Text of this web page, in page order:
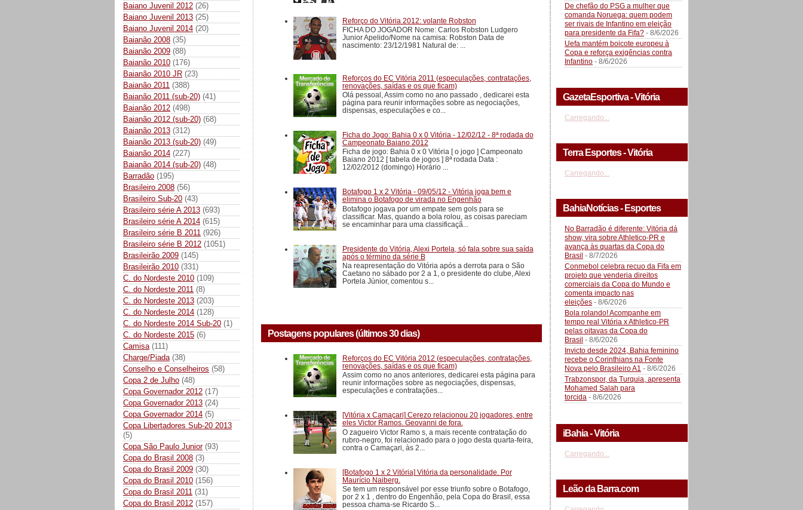
Baiano Juvenil 2012 (26)
Baiano Juvenil 2013 (25)
Baiano Juvenil 2014 (20)
Baianão 2008 (35)
Baianão 2009 (88)
Baianão 2010 (176)
Baianão 2010 JR (23)
Baianão 2011 (388)
Baianão 2011 (sub-20) (41)
Baianão 2012 (498)
Baianão 2012 (sub-20) (68)
Baianão 2013 (312)
Baianão 2013 (sub-20) (49)
Baianão 2014 (227)
Baianão 2014 (sub-20) (48)
Barradão (195)
Brasileiro 2008 (56)
Brasileiro Sub-20 (43)
Brasileiro série A 2013 (693)
Brasileiro série A 2014 (615)
Brasileiro série B 2011 (926)
Brasileiro série B 2012 (1051)
Brasileirão 2009 (145)
Brasileirão 2010 (331)
C. do Nordeste 2010 (109)
C. do Nordeste 2011 (8)
C. do Nordeste 2013 (203)
C. do Nordeste 2014 (128)
C. do Nordeste 2014 Sub-20 (1)
C. do Nordeste 2015 (6)
Camisa (111)
Charge/Piada (38)
Conselho e Conselheiros (58)
Copa 2 de Julho (48)
Copa Governador 2012 (17)
Copa Governador 2013 (24)
Copa Governador 2014 (5)
Copa Libertadores Sub-20 2013
(5)
Copa São Paulo Junior (93)
Copa do Brasil 2008 (3)
Copa do Brasil 2009 (30)
Copa do Brasil 2010 (156)
Copa do Brasil 2011 (31)
Copa do Brasil 2012 (157)
Reforço do Vitória 2012: volante Robston
FICHA DO JOGADOR Nome: Carlos Robston Ludgero
Junior Apelido/Nome na camisa: Robston Data de
nascimento: 23/12/1981 Natural de: ...
Reforços do EC Vitória 2011 (especulações, contratações,
renovações, saídas e os que ficam)
Olá pessoal, Assim como no ano passado , dedicarei esta
página para reunir informações sobre as negociações,
dispensas, especulações e co...
Ficha do Jogo: Bahia 0 x 0 Vitória - 12/02/12 - 8ª rodada do
Campeonato Baiano 2012
Ficha de jogo: Bahia 0 x 0 Vitória [ o jogo ] Campeonato
Baiano 2012 [ tabela de jogos ] 8ª rodada Data :
12/02/2012 (domingo) Horário ...
Botafogo 1 x 2 Vitória - 09/05/12 - Vitória joga bem e
elimina o Botafogo de virada no Engenhão
Botafogo jogava por um empate sem gols para se
classificar. Mas, quando a bola rolou, as coisas pareciam
se encaminhar para uma classificaçã...
Presidente do Vitória, Alexi Portela, só fala sobre sua saída
após o término da série B
Na reapresentação do Vitória após a derrota para o São
Caetano no sábado por 2 a 1, o presidente do clube, Alexi
Portela Júnior, comentou s...
Postagens populares (últimos 30 dias)
Reforços do EC Vitória 2012 (especulações, contratações,
renovações, saídas e os que ficam)
Assim como no anos anteriores, dedicarei esta página para
reunir informações sobre as negociações, dispensas,
especulações e contratações...
[Vitória x Camaçari] Cerezo relacionou 20 jogadores, entre
eles Victor Ramos. Geovanni de fora.
O zagueiro Victor Ramo s, a mais recente contratação do
rubro-negro, foi relacionado para o jogo desta quarta-feira,
contra o Camaçari, às 2...
[Botafogo 1 x 2 Vitória] Vitória da personalidade. Por
Maurício Naiberg.
Se tem um responsável por esse triunfo sobre o Botafogo,
por 2 x 1 , dentro do Engenhão, pela Copa do Brasil, essa
pessoa chama-se Ricardo S...
De chefão do PSG a mulher que
comanda Noruega: quem podem
ser rivais de Infantino em eleição
para presidente da Fifa? - 8/6/2026
Uefa mantém boicote europeu à
Copa e reforça exigências contra
Infantino - 8/6/2026
GazetaEsportiva - Vitória
Carregando...
Terra Esportes - Vitória
Carregando...
BahiaNotícias - Esportes
No Barradão é diferente: Vitória dá
show, vira sobre Athletico-PR e
avança às quartas da Copa do
Brasil - 8/7/2026
Conmebol celebra recuo da Fifa em
projeto que venderia direitos
comerciais da Copa do Mundo e
comenta impacto nas
eleições - 8/6/2026
Bola rolando! Acompanhe em
tempo real Vitória x Athletico-PR
pelas oitavas da Copa do
Brasil - 8/6/2026
Invicto desde 2024, Bahia feminino
recebe o Corinthians na Fonte
Nova pelo Brasileiro A1 - 8/6/2026
Trabzonspor, da Turquia, apresenta
Mohamed Salah para
torcida - 8/6/2026
iBahia - Vitória
Carregando...
Leão da Barra.com